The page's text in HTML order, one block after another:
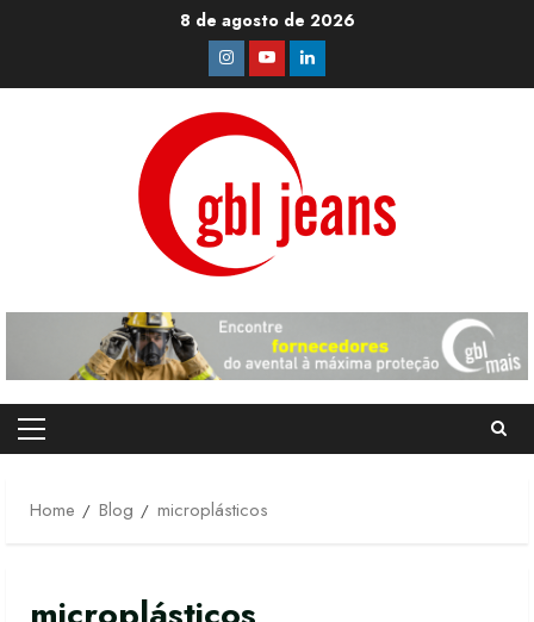
8 de agosto de 2026
Instagram
YoutubeLinkedin
Primary
Home
Blog microplásticos